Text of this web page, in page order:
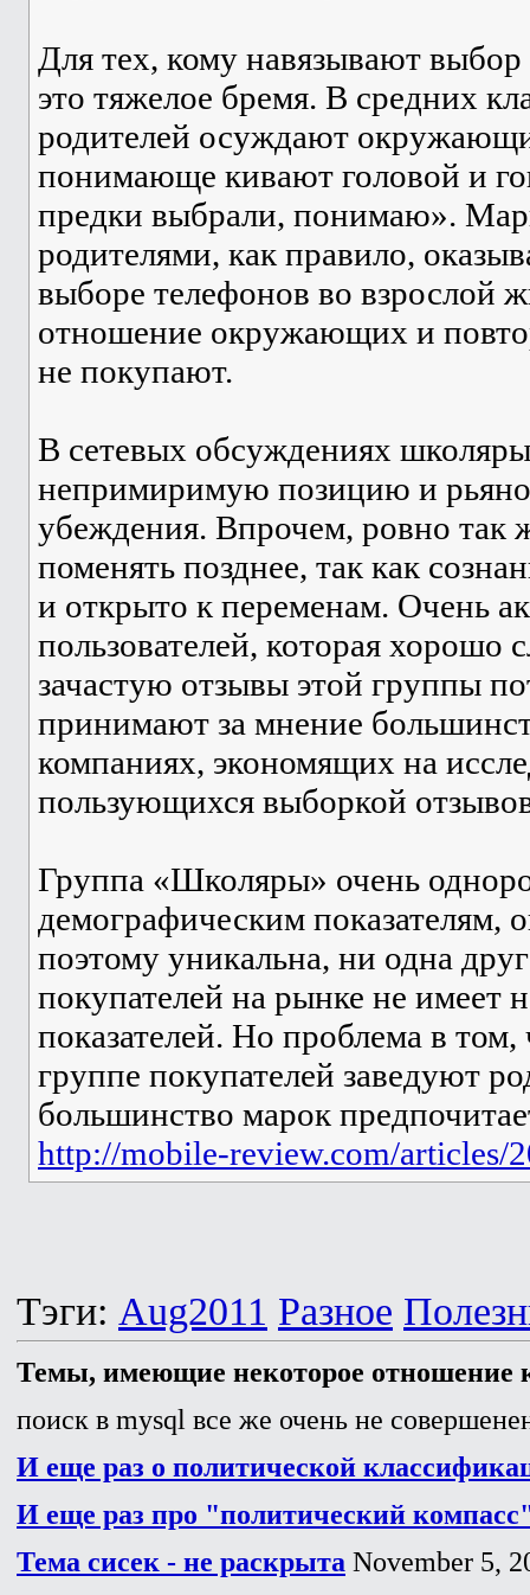
Для тех, кому навязывают
это тяжелое бремя. В средних
родителей осуждают
понимающе кивают головой и
предки выбрали, понимаю».
родителями, как правило,
выборе телефонов во взрослой
отношение окружающих и
не покупают.
В сетевых обсуждениях
непримиримую позицию и рьяно
убеждения. Впрочем, ровно так
поменять позднее, так как
и открыто к переменам. Очень
пользователей, которая хорошо
зачастую отзывы этой группы
принимают за мнение
компаниях, экономящих на
пользующихся выборкой
Группа «Школяры» очень
демографическим показателям,
поэтому уникальна, ни одна
покупателей на рынке не имеет
показателей. Но проблема в том,
группе покупателей заведуют
большинство марок
http://mobile-review.com/articles/
Тэги: Aug2011 Разное
Темы, имеющие некоторое отношение
поиск в mysql все же очень не
И еще раз о политической
И еще раз про "политический
Тема сисек - не раскрыта November 5,